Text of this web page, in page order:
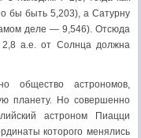
бы быть 5,203), а Сатурну
деле — 9,546). Отсюда
2,8 а.е. от Солнца должна
общество астрономов,
планету. Но совершенно
астроном Пиацци
которого менялись